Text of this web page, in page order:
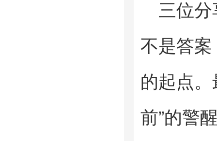
三位
不是答
的起点
前”的警